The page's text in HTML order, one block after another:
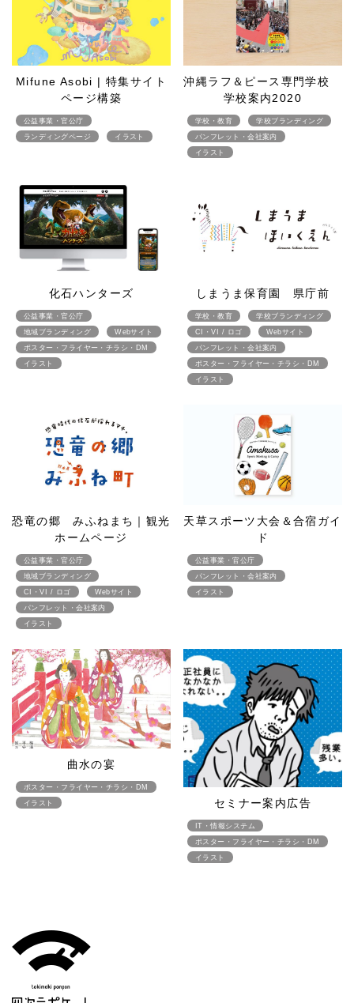
Mifune Asobi | 特集サイト
ページ構築
公益事業・官公庁
ランディングページ
イラスト
沖縄ラフ＆ピース専門学校
学校案内2020
学校・教育
学校ブランディング
パンフレット・会社案内
イラスト
化石ハンターズ
公益事業・官公庁
地域ブランディング
Webサイト
ポスター・フライヤー・チラシ・DM
イラスト
しまうま保育園 県庁前
学校・教育
学校ブランディング
CI・VI / ロゴ
Webサイト
パンフレット・会社案内
ポスター・フライヤー・チラシ・DM
イラスト
恐竜の郷 みふねまち｜観光
ホームページ
公益事業・官公庁
地域ブランディング
CI・VI / ロゴ
Webサイト
パンフレット・会社案内
イラスト
天草スポーツ大会＆合宿ガイ
ド
公益事業・官公庁
パンフレット・会社案内
イラスト
曲水の宴
ポスター・フライヤー・チラシ・DM
イラスト
セミナー案内広告
IT・情報システム
ポスター・フライヤー・チラシ・DM
イラスト